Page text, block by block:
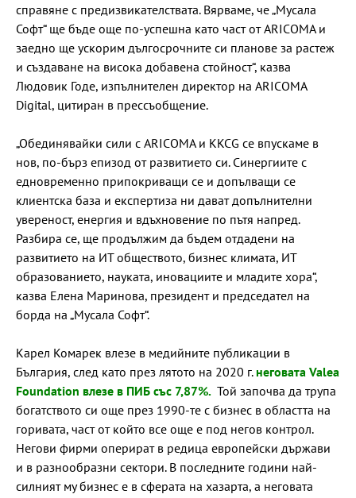
справяне с предизвикателствата. Вярваме, че „Мусала
Софт“ ще бъде още по-успешна като част от ARICOMA и
заедно ще ускорим дългосрочните си планове за растеж
и създаване на висока добавена стойност“, казва
Людовик Годе, изпълнителен директор на ARICOMA
Digital, цитиран в прессъобщение.
„Обединявайки сили с ARICOMA и KKCG се впускаме в
нов, по-бърз епизод от развитието си. Синергиите с
едновременно припокриващи се и допълващи се
клиентска база и експертиза ни дават допълнителни
увереност, енергия и вдъхновение по пътя напред.
Разбира се, ще продължим да бъдем отдадени на
развитието на ИТ обществото, бизнес климата, ИТ
образованието, науката, иновациите и младите хора“,
казва Елена Маринова, президент и председател на
борда на „Мусала Софт“.
Карел Комарек влезе в медийните публикации в
България, след като през лятото на 2020 г.неговата Valea
Foundation влезе в ПИБ със 7,87%. Той започва да трупа
богатството си още през 1990-те с бизнес в областта на
горивата, част от който все още е под негов контрол.
Негови фирми оперират в редица европейски държави
и в разнообразни сектори. В последните години най-
силният му бизнес е в сферата на хазарта, а неговата